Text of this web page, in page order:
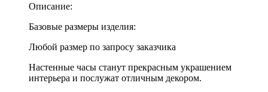
Описание:
Базовые размеры изделия:
Любой размер по запросу заказчика
Настенные часы станут прекрасным украшением
интерьера и послужат отличным декором.